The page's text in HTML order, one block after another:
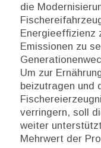
die
Energieeffizienz
Emissionen zu
Um zur
beizutragen und
verringern, soll
weiter
Mehrwert der